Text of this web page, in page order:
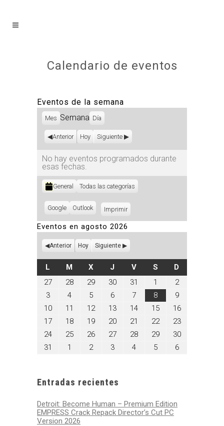
Calendario de eventos
Eventos de la semana
Mes Semana Día
Anterior Hoy Siguiente
No hay eventos programados durante
esas fechas.
Categorías
General Todas las categorías
Subscribe
Google
Subscribe
Outlook ImprimirVistas
Eventos en agosto 2026
Anterior Hoy Siguiente
L LUNES
M MARTES
XMIÉRCOLES
J JUEVES
VVIERNES
SSÁBADO
D
27julio
28julio
29julio
30julio
31
31,
1
agosto
1,
2026
2agosto
2,
2026
3agosto
3,
2026
4agosto
4,
2026
5agosto
5,
2026
6agosto
6,
2026
7agosto
7,
2026
8agosto
8,
2026
9agosto
9,
2026
10agosto
10,
11
agosto
2026
12agosto
2026
13agosto
2026
14agosto
2026
15agosto
2026
16agosto
2026
17agosto
2026
18agosto
18,
2026
19agosto
2026
20agosto
20,
2026
21
agosto
2026
22agosto
2026
23agosto
23,
2026
24agosto
25agosto
26agosto
27agosto
28agosto
29agosto
30agosto
31
agosto
1
septiembre
2septiembre
3septiembre
4septiembre
5septiembre
6septiembre
Entradas recientes
Detroit: Become Human – Premium Edition
EMPRESS Crack Repack Director’s Cut PC
Version 2026